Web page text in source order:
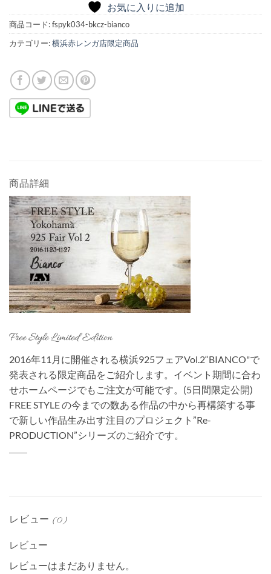
お気に入りに追加
商品コード:fspyk034-bkcz-bianco
カテゴリー:横浜赤レンガ店限定商品
商品詳細
Free Style Limited Edition
2016年11月に開催される横浜925フェアVol.2“BIANCO"で
発表される限定商品をご紹介します。イベント期間に合わ
せホームページでもご注文が可能です。(5日間限定公開)
FREE STYLE の今までの数ある作品の中から再構築する事
で新しい作品生み出す注目のプロジェクト”Re-
PRODUCTION”シリーズのご紹介です。
レビュー (0)
レビュー
レビューはまだありません。